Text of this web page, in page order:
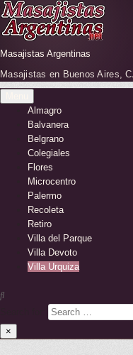
Skip
to
content
Masajistas Argentinas
Masajistas en Buenos Aires,
Almagro
Balvanera
Belgrano
Colegiales
Flores
Microcentro
Palermo
Recoleta
Retiro
Villa del Parque
Villa Devoto
Villa Urquiza
×